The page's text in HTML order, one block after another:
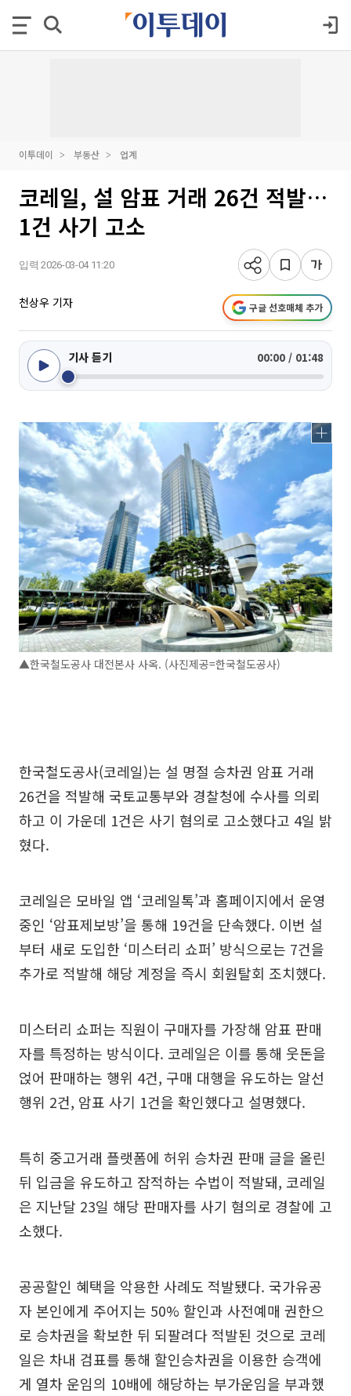
이투데이 부동산 업계
코레일, 설 암표 거래 26건 적발…
1건 사기 고소
입력 2026-03-04 11:20
천상우 기자 구글 선호매체 추가
기사 듣기 00:00 / 01:48
▲한국철도공사 대전본사 사옥. (사진제공=한국철도공사)
한국철도공사(코레일)는 설 명절 승차권 암표 거래
26건을 적발해 국토교통부와 경찰청에 수사를 의뢰
하고 이 가운데 1건은 사기 혐의로 고소했다고 4일 밝
혔다.
코레일은 모바일 앱 ‘코레일톡’과 홈페이지에서 운영
중인 ‘암표제보방’을 통해 19건을 단속했다. 이번 설
부터 새로 도입한 ‘미스터리 쇼퍼’ 방식으로는 7건을
추가로 적발해 해당 계정을 즉시 회원탈회 조치했다.
미스터리 쇼퍼는 직원이 구매자를 가장해 암표 판매
자를 특정하는 방식이다. 코레일은 이를 통해 웃돈을
얹어 판매하는 행위 4건, 구매 대행을 유도하는 알선
행위 2건, 암표 사기 1건을 확인했다고 설명했다.
특히 중고거래 플랫폼에 허위 승차권 판매 글을 올린
뒤 입금을 유도하고 잠적하는 수법이 적발돼, 코레일
은 지난달 23일 해당 판매자를 사기 혐의로 경찰에 고
소했다.
공공할인 혜택을 악용한 사례도 적발됐다. 국가유공
자 본인에게 주어지는 50% 할인과 사전예매 권한으
로 승차권을 확보한 뒤 되팔려다 적발된 것으로 코레
일은 차내 검표를 통해 할인승차권을 이용한 승객에
게 열차 운임의 10배에 해당하는 부가운임을 부과했